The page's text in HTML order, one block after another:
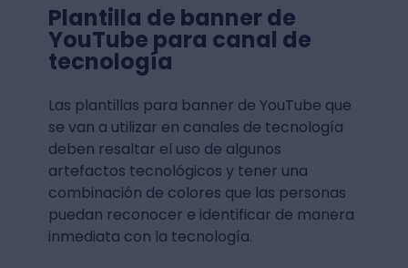
Plantilla de banner de
YouTube para canal de
tecnología
Las plantillas para banner de YouTube que
se van a utilizar en canales de tecnología
deben resaltar el uso de algunos
artefactos tecnológicos y tener una
combinación de colores que las personas
puedan reconocer e identificar de manera
inmediata con la tecnología.